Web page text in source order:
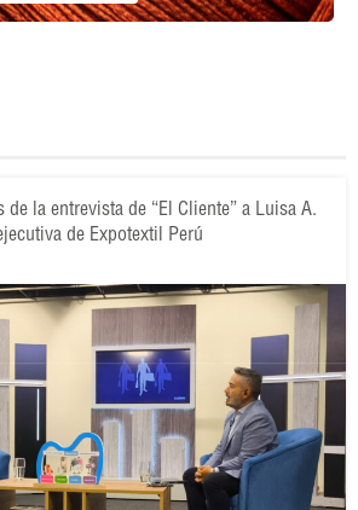
la entrevista de “El Cliente” a Luisa A.
de Expotextil Perú